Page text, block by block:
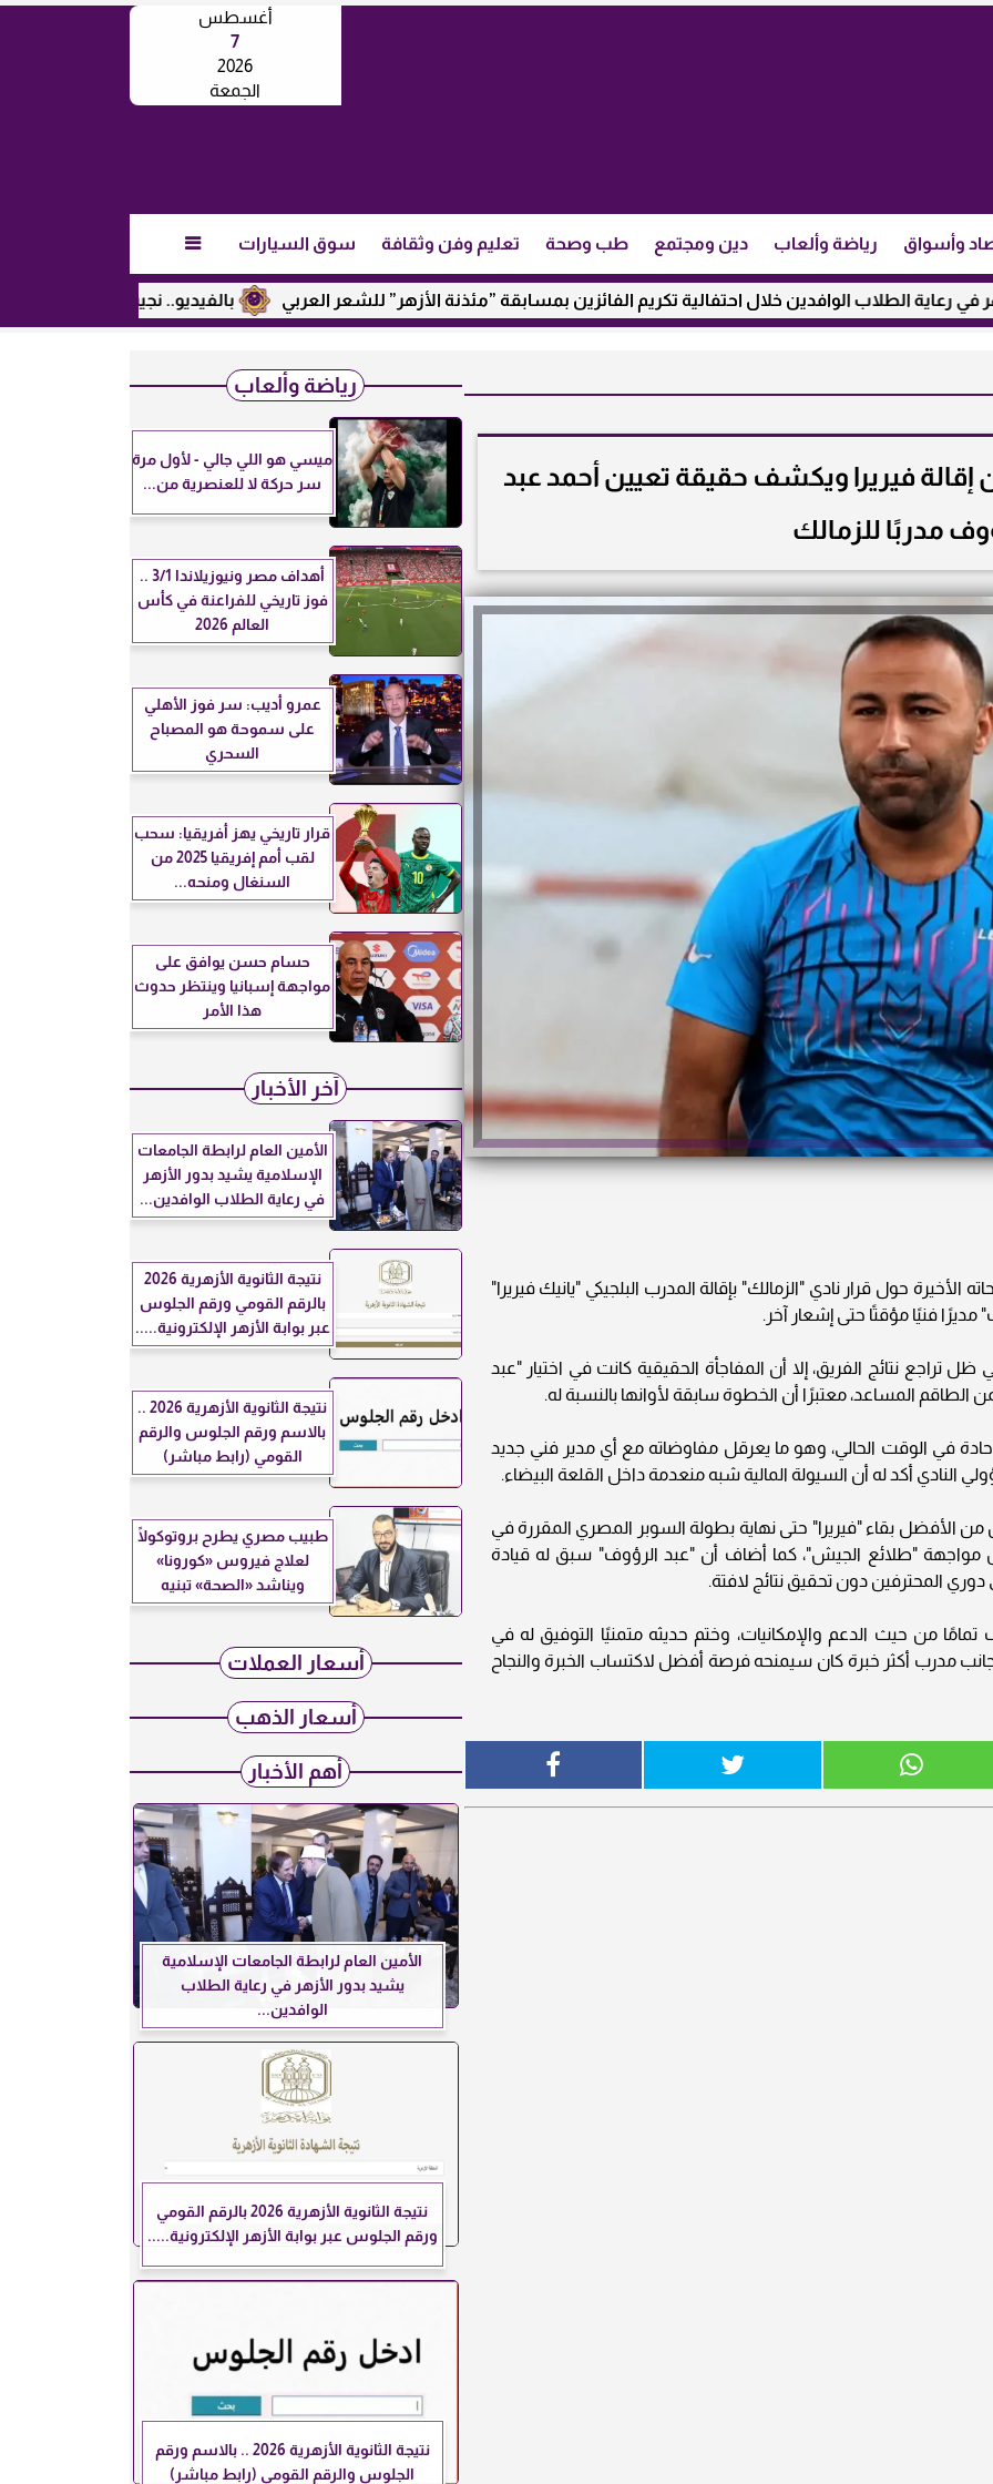
أغسطس
7
2026
الجمعة
وأسواق رياضة وألعاب دين ومجتمع طب وصحة تعليم وفن وثقافة سوق السيارات 
بالفيديو.. نجيب ساويرس يكشف عن الطلاب الوافدين خلال احتفالية تكريم الفائزين بمسابقة ”مئذنة الأزهر” للشعر العربي
فيريرا ويكشف حقيقة تعيين أحمد عبد
مدربًا للزمالك
الأخيرة حول قرار نادي "الزمالك" بإقالة المدرب البلجيكي "يانيك فيريرا"
فنيًا مؤقتًا حتى إشعار آخر.
تراجع نتائج الفريق، إلا أن المفاجأة الحقيقية كانت في اختيار "عبد
الطاقم المساعد، معتبرًا أن الخطوة سابقة لأوانها بالنسبة له.
حادة في الوقت الحالي، وهو ما يعرقل مفاوضاته مع أي مدير فني جديد
النادي أكد له أن السيولة المالية شبه منعدمة داخل القلعة البيضاء.
من الأفضل بقاء "فيريرا" حتى نهاية بطولة السوبر المصري المقررة في
مواجهة "طلائع الجيش"، كما أضاف أن "عبد الرؤوف" سبق له قيادة
المحترفين دون تحقيق نتائج لافتة.
من حيث الدعم والإمكانيات، وختم حديثه متمنيًا التوفيق له في
مدرب أكثر خبرة كان سيمنحه فرصة أفضل لاكتساب الخبرة والنجاح
رياضة وألعاب
ميسي هو اللي جالي - لأول مرة
سر حركة لا للعنصرية من...
أهداف مصر ونيوزيلاندا 3/1 ..
فوز تاريخي للفراعنة في كأس
العالم 2026
عمرو أديب: سر فوز الأهلي
على سموحة هو المصباح
السحري
قرار تاريخي يهز أفريقيا: سحب
لقب أمم إفريقيا 2025 من
السنغال ومنحه...
حسام حسن يوافق على
مواجهة إسبانيا وينتظر حدوث
هذا الأمر
آخر الأخبار
الأمين العام لرابطة الجامعات
الإسلامية يشيد بدور الأزهر
في رعاية الطلاب الوافدين...
نتيجة الثانوية الأزهرية 2026
بالرقم القومي ورقم الجلوس
عبر بوابة الأزهر الإلكترونية.....
نتيجة الثانوية الأزهرية 2026 ..
بالاسم ورقم الجلوس والرقم
القومي (رابط مباشر)
طبيب مصري يطرح بروتوكولًا
لعلاج فيروس «كورونا»
ويناشد «الصحة» تبنيه
أسعار العملات
أسعار الذهب
أهم الأخبار
الأمين العام لرابطة الجامعات الإسلامية
يشيد بدور الأزهر في رعاية الطلاب
الوافدين...
نتيجة الثانوية الأزهرية 2026 بالرقم القومي
ورقم الجلوس عبر بوابة الأزهر الإلكترونية.....
نتيجة الثانوية الأزهرية 2026 .. بالاسم ورقم
الجلوس والرقم القومي (رابط مباشر)